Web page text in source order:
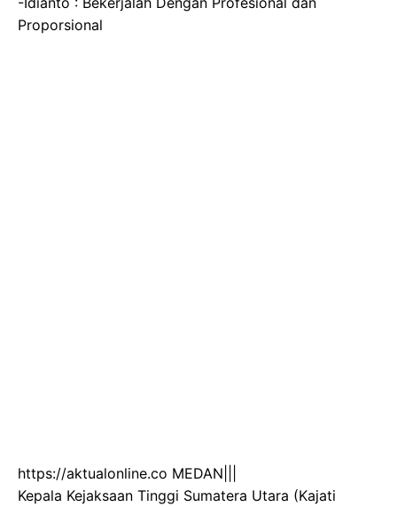
Proporsional
https://aktualonline.co MEDAN|||
Kepala Kejaksaan Tinggi Sumatera Utara (Kajati